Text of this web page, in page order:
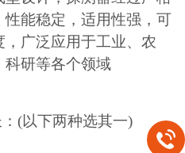
能稳定，适用性强，可
，广泛应用于工业、农
科研等各个领域
(以下两种选其一)